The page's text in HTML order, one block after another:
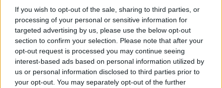
If you wish to opt-out of the sale, sharing to third parties, or
processing of your personal or sensitive information for
targeted advertising by us, please use the below opt-out
section to confirm your selection. Please note that after your
opt-out request is processed you may continue seeing
interest-based ads based on personal information utilized by
us or personal information disclosed to third parties prior to
your opt-out. You may separately opt-out of the further
Bejelentés dátuma: 2026.02.09.Gyártó:
WAGOÉrintett rendszer(ek):- WAGO 0852-1322-es
eszközök 2.64-es és korábbi firmware-verziói;-
WAGO 0852-1328-as eszközök 2.64-es és korábbi
firmware-verziói;Sérülékenység(ek) neve/CVSSv3.1
szerinti besorolása:- Use of Hard-coded
Cryptographic Key…